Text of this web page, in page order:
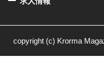
copyright (c) Krorma